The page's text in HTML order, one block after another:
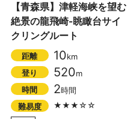
【青森県】津軽海峡を望む
絶景の龍飛崎-眺瞰台サイ
クリングルート
距離 10km
登り
520m
時間
2時間
難易度
★★★☆☆